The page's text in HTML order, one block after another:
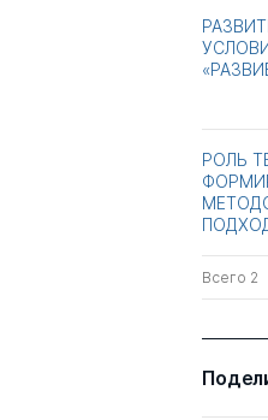
РОЛЬ
Всего 2